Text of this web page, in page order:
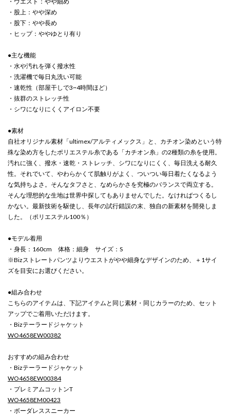
・股上：やや深め
・股下：やや長め
・ヒップ：ややゆとり有り
●主な機能
・水や汚れを弾く撥水性
・洗濯機で毎日丸洗い可能
・速乾性（部屋干しで3~4時間ほど）
・抜群のストレッチ性
・シワになりにくくアイロン不要
●素材
自社オリジナル素材「ultimex/アルティメックス」と、カチオン染めという特
殊な染め方をしたポリエステル糸である「カチオン糸」の2種類の糸を使用。
汚れに強く、撥水・速乾・ストレッチ、シワになりにくく、毎日洗える耐久
性。それでいて、やわらかくて肌触りがよく、ついつい毎日着たくなるよう
な気持ちよさ。そんなタフさと、なめらかさを究極のバランスで両立する。
そんな理想的な生地は世界中探してもありませんでした。なければつくるし
かない。最新技術を駆使し、長年の試行錯誤の末、独自の新素材を開発しま
した。（ポリエステル100％）
●モデル着用
・身長：160cm 体格：細身 サイズ：S
※Bizストレートパンツよりウエストがやや細身なデザインのため、＋1サイ
ズを目安にお選びください。
●組み合わせ
こちらのアイテムは、下記アイテムと同じ素材・同じカラーのため、セット
アップでご着用いただけます。
・Bizテーラードジャケット
WO4658EW00382
おすすめの組み合わせ
・Bizテーラードジャケット
WO4658EW00384
・プレミアムコットンT
WO4658EM00423
・ボーダレススニーカー